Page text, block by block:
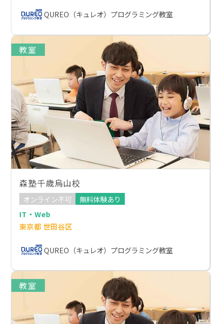
QUREO（キュレオ）プログラミング教室
教室
森塾千歳烏山校
オンライン不可
無料体験あり
IT・Web
東京都 世田谷区
QUREO（キュレオ）プログラミング教室
教室